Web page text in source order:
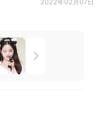
2022年02月07日